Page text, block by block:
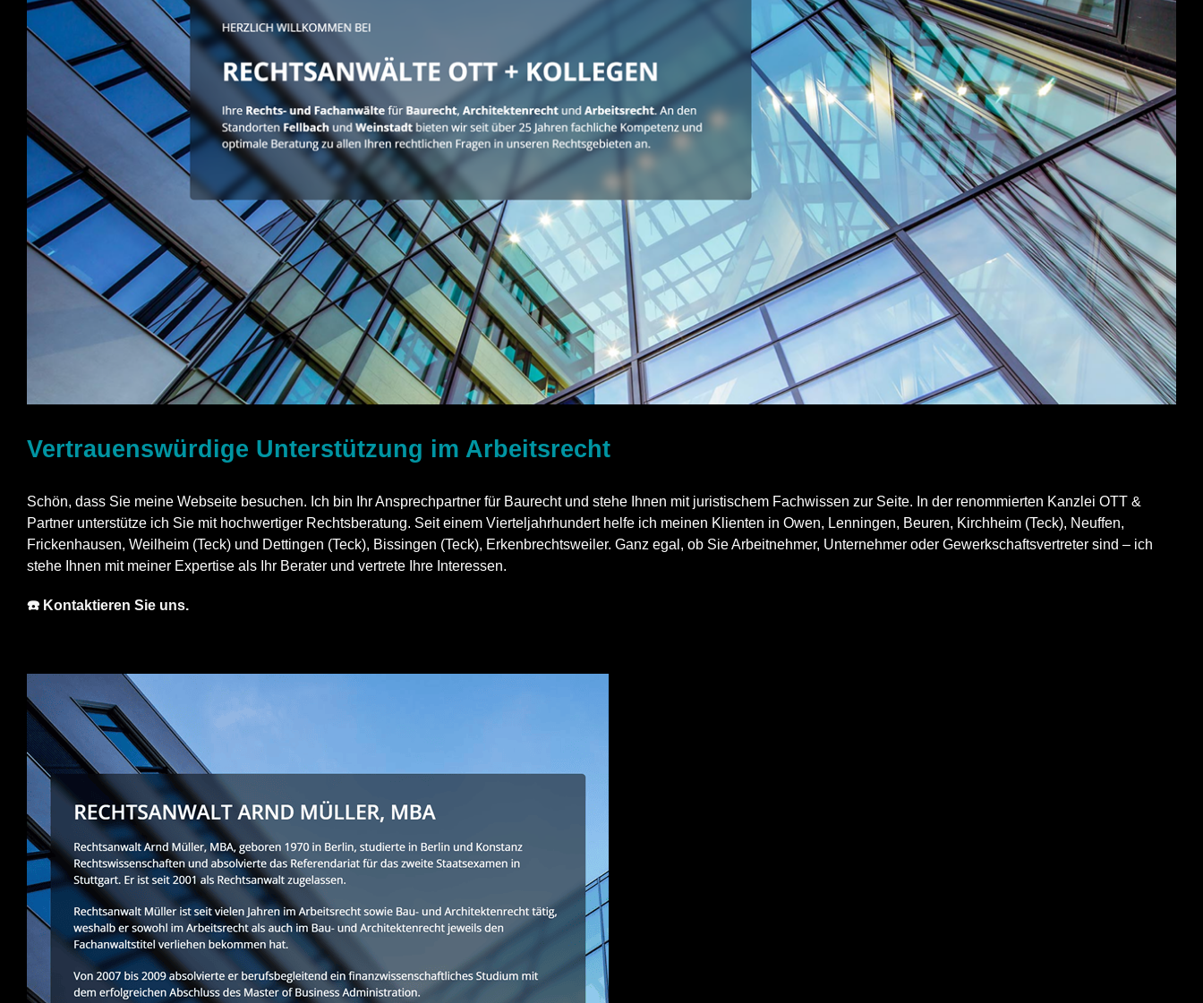
Vertrauenswürdige Unterstützung im Arbeitsrecht
Schön, dass Sie meine Webseite besuchen. Ich bin Ihr Ansprechpartner für Baurecht und stehe Ihnen mit juristischem Fachwissen zur Seite. In der renommierten Kanzlei OTT &
Partner unterstütze ich Sie mit hochwertiger Rechtsberatung. Seit einem Vierteljahrhundert helfe ich meinen Klienten in Owen, Lenningen, Beuren, Kirchheim (Teck), Neuffen,
Frickenhausen, Weilheim (Teck) und Dettingen (Teck), Bissingen (Teck), Erkenbrechtsweiler. Ganz egal, ob Sie Arbeitnehmer, Unternehmer oder Gewerkschaftsvertreter sind – ich
stehe Ihnen mit meiner Expertise als Ihr Berater und vertrete Ihre Interessen.
☎️ Kontaktieren Sie uns.